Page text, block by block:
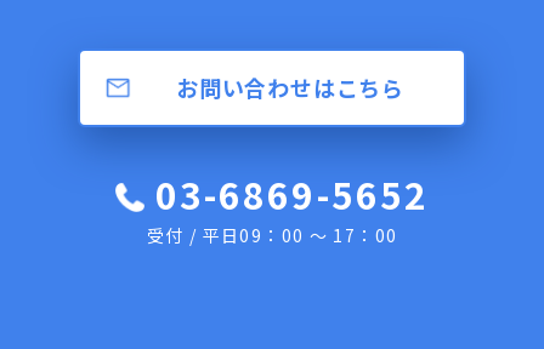
お問い合わせはこちら
03-6869-5652
受付 / 平日09：00 ～ 17：00